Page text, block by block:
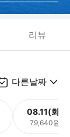
리뷰
다른날짜
08.11(화)
79,640원